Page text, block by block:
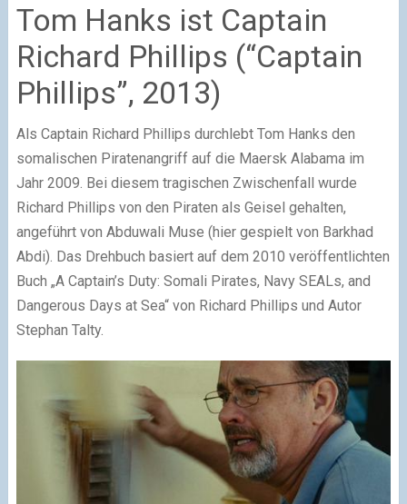
Tom Hanks ist Captain
Richard Phillips (“Captain
Phillips”, 2013)
Als Captain Richard Phillips durchlebt Tom Hanks den
somalischen Piratenangriff auf die Maersk Alabama im
Jahr 2009. Bei diesem tragischen Zwischenfall wurde
Richard Phillips von den Piraten als Geisel gehalten,
angeführt von Abduwali Muse (hier gespielt von Barkhad
Abdi). Das Drehbuch basiert auf dem 2010 veröffentlichten
Buch „A Captain’s Duty: Somali Pirates, Navy SEALs, and
Dangerous Days at Sea“ von Richard Phillips und Autor
Stephan Talty.